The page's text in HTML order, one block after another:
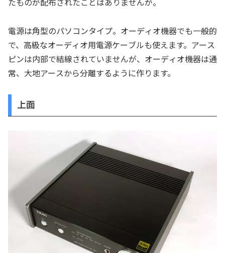
電源は角型のパソコンタイプ。オーディオ機器でも一般的
で、高級なオーディオ用電源ケーブルも使えます。アース
ピンは内部で結線されていませんが、オーディオ機器は通
常、大地アースから分離するように作ります。
上面